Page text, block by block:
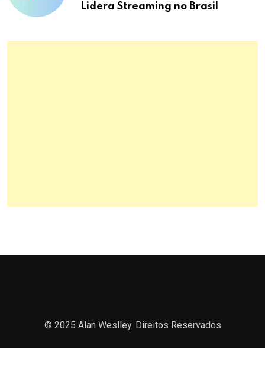
Lidera Streaming no Brasil
© 2025 Alan Weslley. Direitos Reservados